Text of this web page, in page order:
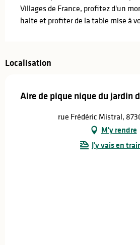
Villages de France, profitez d'un
halte et profiter de la table mise à
Localisation
Aire de pique nique du jardin
rue Frédéric Mistral,
M'y rendre
J'y vais en